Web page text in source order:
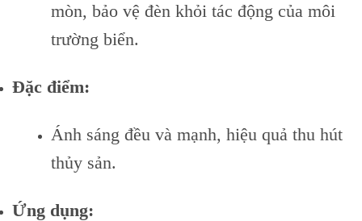
mòn, bảo vệ đèn khỏi tác động của môi
trường biển.
Đặc điểm:
Ánh sáng đều và mạnh, hiệu quả thu hút
thủy sản.
Ứng dụng: